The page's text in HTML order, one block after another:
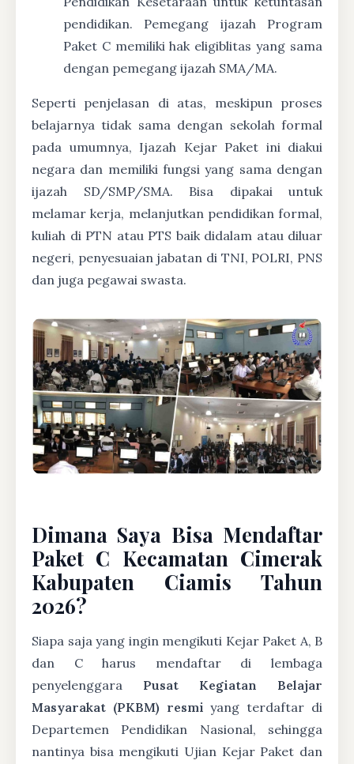
pendidikan. Pemegang ijazah Program
Paket C memiliki hak eligiblitas yang sama
dengan pemegang ijazah SMA/MA.
Seperti penjelasan di atas, meskipun proses
belajarnya tidak sama dengan sekolah formal
pada umumnya, Ijazah Kejar Paket ini diakui
negara dan memiliki fungsi yang sama dengan
ijazah SD/SMP/SMA. Bisa dipakai untuk
melamar kerja, melanjutkan pendidikan formal,
kuliah di PTN atau PTS baik didalam atau diluar
negeri, penyesuaian jabatan di TNI, POLRI, PNS
dan juga pegawai swasta.
Dimana Saya Bisa Mendaftar
Paket C Kecamatan Cimerak
Kabupaten Ciamis Tahun
2026?
Siapa saja yang ingin mengikuti Kejar Paket A, B
dan C harus mendaftar di lembaga
penyelenggara Pusat Kegiatan Belajar
Masyarakat (PKBM) resmi yang terdaftar di
Departemen Pendidikan Nasional, sehingga
nantinya bisa mengikuti Ujian Kejar Paket dan